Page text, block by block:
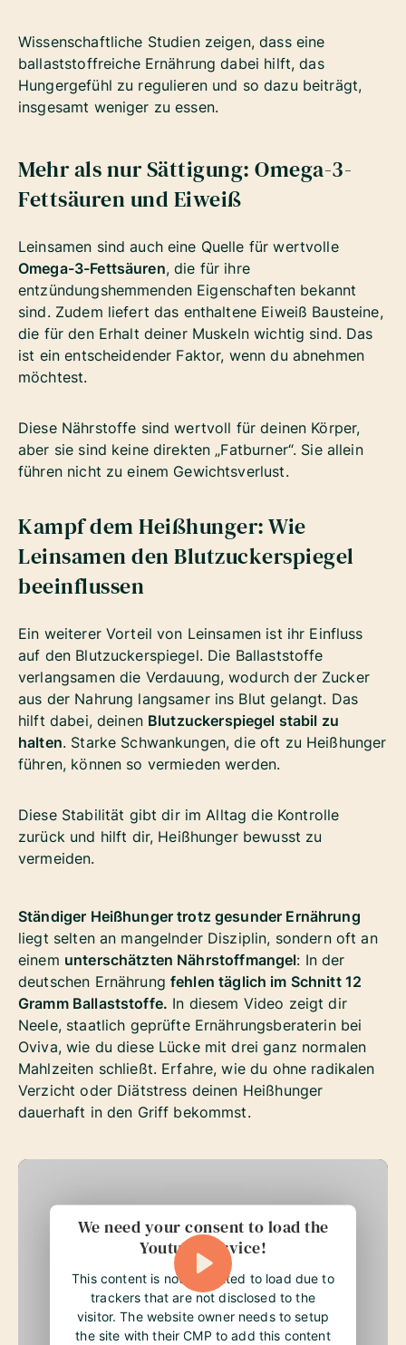
Wissenschaftliche Studien zeigen, dass eine
ballaststoffreiche Ernährung dabei hilft, das
Hungergefühl zu regulieren und so dazu beiträgt,
insgesamt weniger zu essen.
Mehr als nur Sättigung: Omega-3-
Fettsäuren und Eiweiß
Leinsamen sind auch eine Quelle für wertvolle
Omega-3-Fettsäuren, die für ihre
entzündungshemmenden Eigenschaften bekannt
sind. Zudem liefert das enthaltene Eiweiß Bausteine,
die für den Erhalt deiner Muskeln wichtig sind. Das
ist ein entscheidender Faktor, wenn du abnehmen
möchtest.
Diese Nährstoffe sind wertvoll für deinen Körper,
aber sie sind keine direkten „Fatburner“. Sie allein
führen nicht zu einem Gewichtsverlust.
Kampf dem Heißhunger: Wie
Leinsamen den Blutzuckerspiegel
beeinflussen
Ein weiterer Vorteil von Leinsamen ist ihr Einfluss
auf den Blutzuckerspiegel. Die Ballaststoffe
verlangsamen die Verdauung, wodurch der Zucker
aus der Nahrung langsamer ins Blut gelangt. Das
hilft dabei, deinen Blutzuckerspiegel stabil zu
halten. Starke Schwankungen, die oft zu Heißhunger
führen, können so vermieden werden.
Diese Stabilität gibt dir im Alltag die Kontrolle
zurück und hilft dir, Heißhunger bewusst zu
vermeiden.
Ständiger Heißhunger trotz gesunder Ernährung
liegt selten an mangelnder Disziplin, sondern oft an
einem unterschätzten Nährstoffmangel: In der
deutschen Ernährung fehlen täglich im Schnitt 12
Gramm Ballaststoffe. In diesem Video zeigt dir
Neele, staatlich geprüfte Ernährungsberaterin bei
Oviva, wie du diese Lücke mit drei ganz normalen
Mahlzeiten schließt. Erfahre, wie du ohne radikalen
Verzicht oder Diätstress deinen Heißhunger
dauerhaft in den Griff bekommst.
We need your consent to load the
Youtube service!
This content is not permitted to load due to
trackers that are not disclosed to the
visitor. The website owner needs to setup
the site with their CMP to add this content